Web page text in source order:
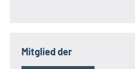
Mitglied der